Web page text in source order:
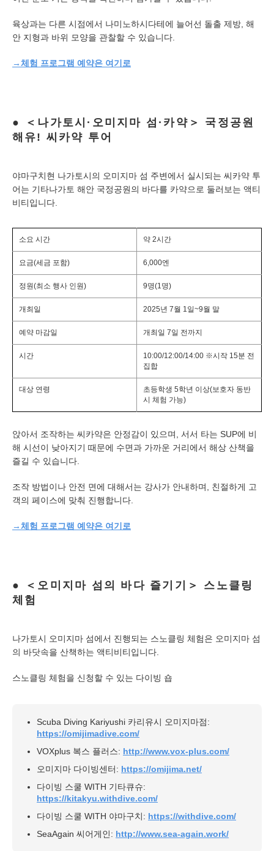
육상과는 다른 시점에서 나미노하시다테에 늘어선 돌출 제방, 해
안 지형과 바위 모양을 관찰할 수 있습니다.
→체험 프로그램 예약은 여기로
＜나가토시·오미지마 섬·카약＞ 국정공원
해유! 씨카약 투어
야마구치현 나가토시의 오미지마 섬 주변에서 실시되는 씨카약 투
어는 기타나가토 해안 국정공원의 바다를 카약으로 둘러보는 액티
비티입니다.
소요 시간 약 2시간
요금(세금 포함) 6,000엔
정원(최소 행사 인원) 9명(1명)
개최일 2025년 7월 1일~9월 말
예약 마감일 개최일 7일 전까지
시간
10:00/12:00/14:00 ※시작 15분 전
집합
대상 연령
초등학생 5학년 이상(보호자 동반
시 체험 가능)
앉아서 조작하는 씨카약은 안정감이 있으며, 서서 타는 SUP에 비
해 시선이 낮아지기 때문에 수면과 가까운 거리에서 해상 산책을
즐길 수 있습니다.
조작 방법이나 안전 면에 대해서는 강사가 안내하며, 친절하게 고
객의 페이스에 맞춰 진행합니다.
→체험 프로그램 예약은 여기로
＜오미지마 섬의 바다 즐기기＞ 스노클링
체험
나가토시 오미지마 섬에서 진행되는 스노클링 체험은 오미지마 섬
의 바닷속을 산책하는 액티비티입니다.
스노클링 체험을 신청할 수 있는 다이빙 숍
Scuba Diving Kariyushi 카리유시 오미지마점:
https://omijimadive.com/
VOXplus 복스 플러스: http://www.vox-plus.com/
오미지마 다이빙센터: https://omijima.net/
다이빙 스쿨 WITH 기타큐슈:
https://kitakyu.withdive.com/
다이빙 스쿨 WITH 야마구치: https://withdive.com/
SeaAgain 씨어게인: http://www.sea-again.work/